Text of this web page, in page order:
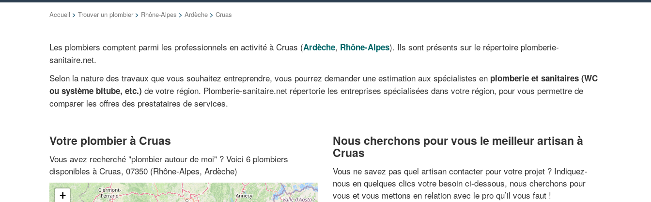
Accueil > Trouver un plombier > Rhône-Alpes > Ardèche > Cruas
Les plombiers comptent parmi les professionnels en activité à Cruas (Ardèche, Rhône-Alpes). Ils sont présents sur le répertoire plomberie-
sanitaire.net.
Selon la nature des travaux que vous souhaitez entreprendre, vous pourrez demander une estimation aux spécialistes en plomberie et sanitaires (WC
ou système bitube, etc.) de votre région. Plomberie-sanitaire.net répertorie les entreprises spécialisées dans votre région, pour vous permettre de
comparer les offres des prestataires de services.
Votre plombier à Cruas
Vous avez recherché "plombier autour de moi" ? Voici 6 plombiers
disponibles à Cruas, 07350 (Rhône-Alpes, Ardèche)
+
Nous cherchons pour vous le meilleur artisan à
Cruas
Vous ne savez pas quel artisan contacter pour votre projet ? Indiquez-
nous en quelques clics votre besoin ci-dessous, nous cherchons pour
vous et vous mettons en relation avec le pro qu’il vous faut !